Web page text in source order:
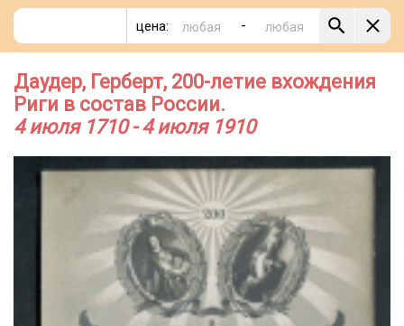
цена: -
Даудер, Герберт, 200-летие вхождения
Риги в состав России.
4 июля 1710 - 4 июля 1910